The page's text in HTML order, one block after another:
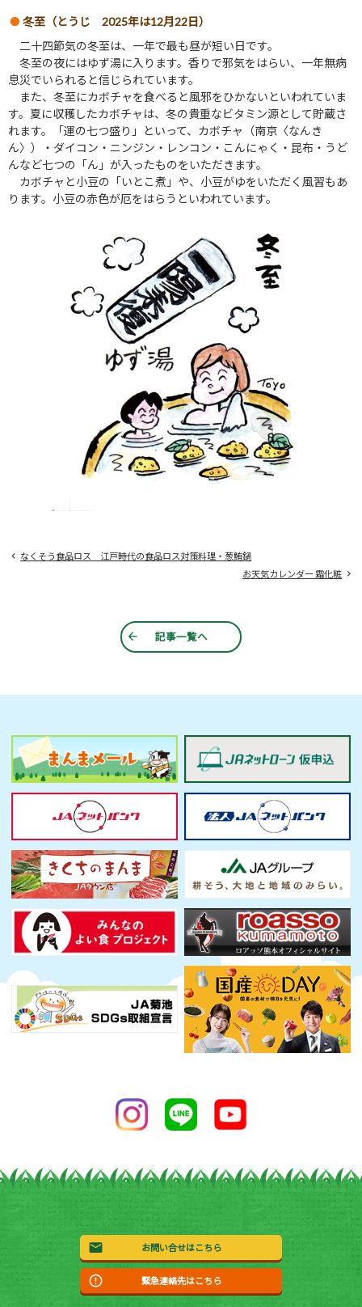
冬至（とうじ 2025年は12月22日）
二十四節気の冬至は、一年で最も昼が短い日です。
冬至の夜にはゆず湯に入ります。香りで邪気をはらい、一年無病
息災でいられると信じられています。
また、冬至にカボチャを食べると風邪をひかないといわれていま
す。夏に収穫したカボチャは、冬の貴重なビタミン源として貯蔵さ
れます。「運の七つ盛り」といって、カボチャ（南京〈なんき
ん〉）・ダイコン・ニンジン・レンコン・こんにゃく・昆布・うど
んなど七つの「ん」が入ったものをいただきます。
カボチャと小豆の「いとこ煮」や、小豆がゆをいただく風習もあ
ります。小豆の赤色が厄をはらうといわれています。
なくそう食品ロス 江戸時代の食品ロス対策料理・葱鮪鍋
お天気カレンダー 霜化粧
記事一覧へ
お問い合せはこちら
緊急連絡先はこちら